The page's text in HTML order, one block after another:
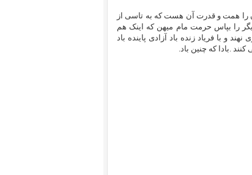
را همت و قدرت آن هست که به تاسی از
را بپاس حرمت مام میهن که اینک هم
و با فریاد زنده باد آزادی پاینده باد
.بادا که چنین باد.